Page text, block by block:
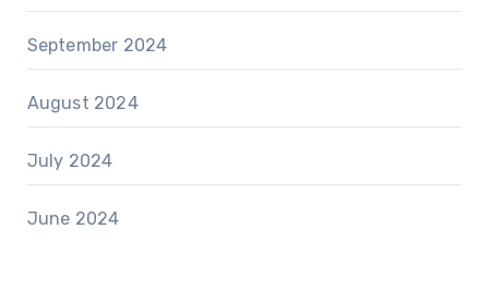
September 2024
August 2024
July 2024
June 2024